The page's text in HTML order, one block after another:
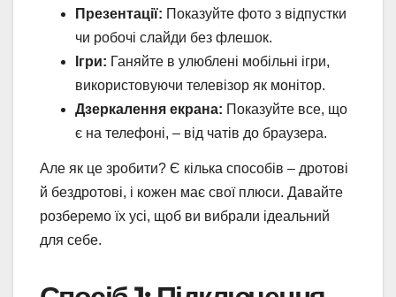
Презентації: Показуйте фото з відпустки
чи робочі слайди без флешок.
Ігри: Ганяйте в улюблені мобільні ігри,
використовуючи телевізор як монітор.
Дзеркалення екрана: Показуйте все, що
є на телефоні, – від чатів до браузера.
Але як це зробити? Є кілька способів – дротові
й бездротові, і кожен має свої плюси. Давайте
розберемо їх усі, щоб ви вибрали ідеальний
для себе.